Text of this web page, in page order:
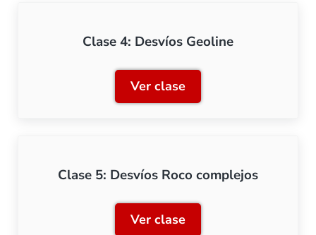
Clase 4: Desvíos Geoline
Ver claseClase 4: Desvíos Geoline
Clase 5: Desvíos Roco complejos
Ver claseClase 5: Desvíos Roco